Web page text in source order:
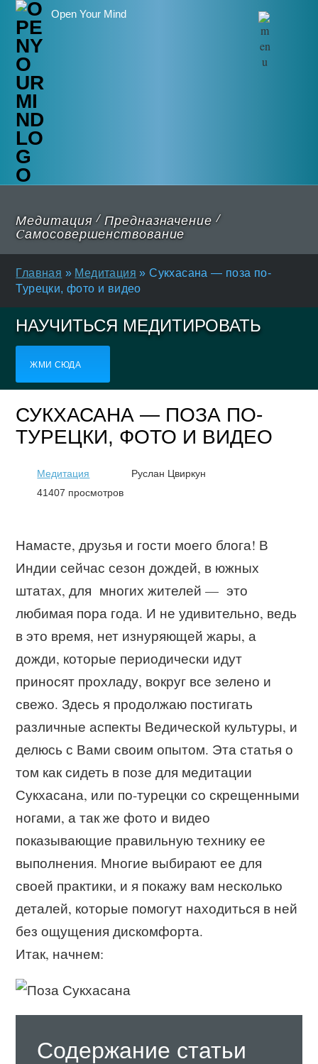
Open Your Mind
Медитация/Предназначение/
Cамосовершенствование
Главная » Медитация »Сукхасана — поза по-
Турецки, фото и видео
НАУЧИТЬСЯ МЕДИТИРОВАТЬ
ЖМИ СЮДА
СУКХАСАНА — ПОЗА ПО-
ТУРЕЦКИ, ФОТО И ВИДЕО
Медитация
Руслан Цвиркун
41407 просмотров
Намасте, друзья и гости моего блога! В
Индии сейчас сезон дождей, в южных
штатах, для многих жителей — это
любимая пора года. И не удивительно, ведь
в это время, нет изнуряющей жары, а
дожди, которые периодически идут
приносят прохладу, вокруг все зелено и
свежо. Здесь я продолжаю постигать
различные аспекты Ведической культуры, и
делюсь с Вами своим опытом. Эта статья о
том как сидеть в позе для медитации
Сукхасана, или по-турецки со скрещенными
ногами, а так же фото и видео
показывающие правильную технику ее
выполнения. Многие выбирают ее для
своей практики, и я покажу вам несколько
деталей, которые помогут находиться в ней
без ощущения дискомфорта.
Итак, начнем:
Содержание статьи